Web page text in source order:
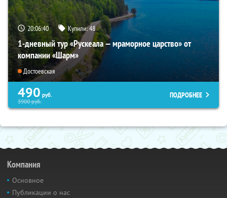
20:06:39 Купили:48
1-дневный тур «Рускеала — мраморное царство» от
компании «Шарм»
Достоевская
490 руб.
3900руб.
ПОДРОБНЕЕ
Компания
Основное
Публикации о нас